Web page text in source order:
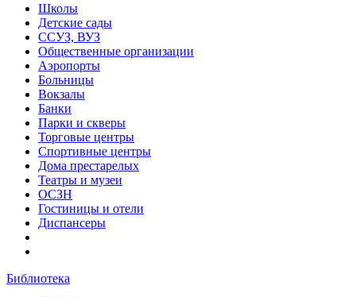
Школы
Детские сады
ССУЗ, ВУЗ
Общественные организации
Аэропорты
Больницы
Вокзалы
Банки
Парки и скверы
Торговые центры
Спортивные центры
Дома престарелых
Театры и музеи
ОСЗН
Гостиницы и отели
Диспансеры
Библиотека